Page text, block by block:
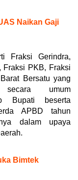
Naikan Gaji
Fraksi Gerindra,
Fraksi PKB, Fraksi
Bersatu yang
secara umum
Bupati beserta
APBD tahun
dalam upaya
Bimtek